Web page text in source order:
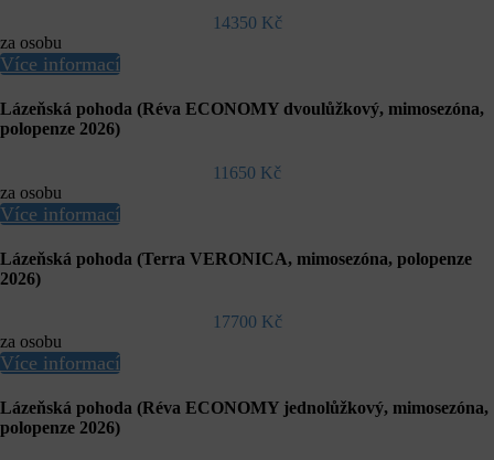
14350 Kč
za osobu
Více informací
Lázeňská pohoda (Réva ECONOMY dvoulůžkový, mimosezóna,
polopenze 2026)
11650 Kč
za osobu
Více informací
Lázeňská pohoda (Terra VERONICA, mimosezóna, polopenze
2026)
17700 Kč
za osobu
Více informací
Lázeňská pohoda (Réva ECONOMY jednolůžkový, mimosezóna,
polopenze 2026)